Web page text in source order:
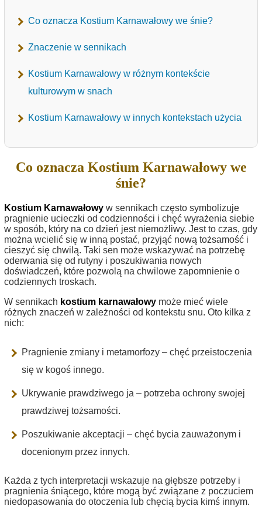
Co oznacza Kostium Karnawałowy we śnie?
Znaczenie w sennikach
Kostium Karnawałowy w różnym kontekście
kulturowym w snach
Kostium Karnawałowy w innych kontekstach użycia
Co oznacza Kostium Karnawałowy we
śnie?
Kostium Karnawałowy w sennikach często symbolizuje
pragnienie ucieczki od codzienności i chęć wyrażenia siebie
w sposób, który na co dzień jest niemożliwy. Jest to czas, gdy
można wcielić się w inną postać, przyjąć nową tożsamość i
cieszyć się chwilą. Taki sen może wskazywać na potrzebę
oderwania się od rutyny i poszukiwania nowych
doświadczeń, które pozwolą na chwilowe zapomnienie o
codziennych troskach.
W sennikach kostium karnawałowy może mieć wiele
różnych znaczeń w zależności od kontekstu snu. Oto kilka z
nich:
Pragnienie zmiany i metamorfozy – chęć przeistoczenia
się w kogoś innego.
Ukrywanie prawdziwego ja – potrzeba ochrony swojej
prawdziwej tożsamości.
Poszukiwanie akceptacji – chęć bycia zauważonym i
docenionym przez innych.
Każda z tych interpretacji wskazuje na głębsze potrzeby i
pragnienia śniącego, które mogą być związane z poczuciem
niedopasowania do otoczenia lub chęcią bycia kimś innym.